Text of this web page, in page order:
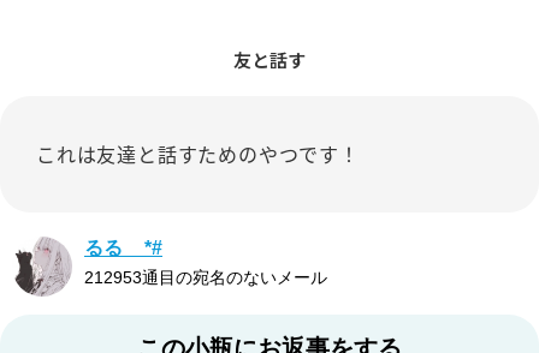
友と話す
これは友達と話すためのやつです！
るる__*#
212953通目の宛名のないメール